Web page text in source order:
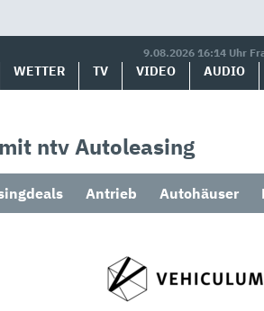
9.08.2026 16:14 Uhr
WETTER TV VIDEO AUDIO
ntv Autoleasing
Antrieb Autohäuser